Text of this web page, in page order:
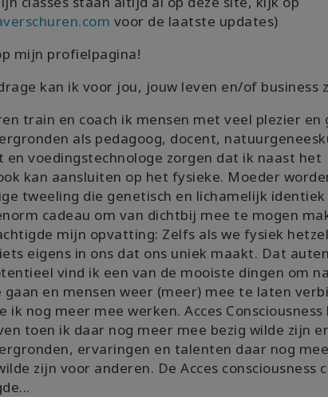
voor de laatste updates)
mijn profielpagina!
kan ik voor jou, jouw leven en/of business
train en coach ik mensen met veel plezier en
als pedagoog, docent,
en voedingstechnologe zorgen dat ik naast het
kan aansluiten op het fysieke. Moeder
tweeling die genetisch en lichamelijk identiek
cadeau om van dichtbij mee te mogen
mijn opvatting: Zelfs als we fysiek
eigens in ons dat ons uniek maakt. Dat
vind ik een van de mooiste dingen om
gaan en mensen weer (meer) mee te laten
ik nog meer mee werken. Acces Consciousness
toen ik daar nog meer mee bezig wilde zijn
ervaringen en talenten daar nog
zijn voor anderen. De Acces consciousness